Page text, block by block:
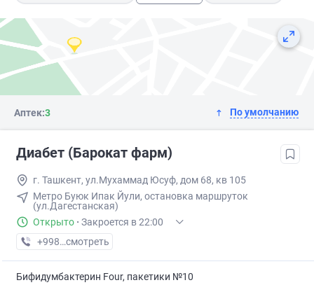
Аптек:3 По умолчанию
Диабет (Барокат фарм)
г. Ташкент, ул.Мухаммад Юсуф, дом 68, кв 105
Метро Буюк Ипак Йули, остановка маршруток
(ул.Дагестанская)
Открыто · Закроется в 22:00
+998 (97) XXX-XX-XX
смотреть
Бифидумбактерин Four, пакетики №10